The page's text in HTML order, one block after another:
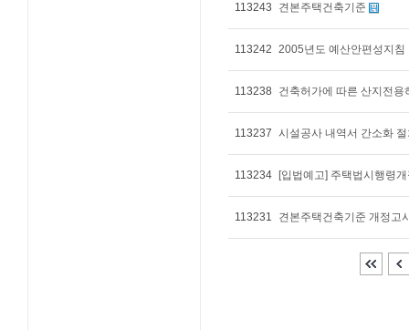
113243 견본주택건축기준
113242 2005년도 예산안편성지침
113238 건축허가에 따른 산지전
113237 시설공사 내역서 간소화
113234 [입법예고] 주택법시행령
113231 견본주택건축기준 개정고